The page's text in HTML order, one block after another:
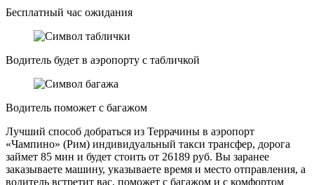
Бесплатный час ожидания
Водитель будет в аэропорту с табличкой
Водитель поможет с багажом
Лучший способ добраться из Террачины в аэропорт
«Чампино» (Рим) индивидуальный такси трансфер, дорога
займет 85 мин и будет стоить от 26189 руб. Вы заранее
заказываете машину, указываете время и место отправления, а
водитель встретит вас, поможет с багажом и с комфортом